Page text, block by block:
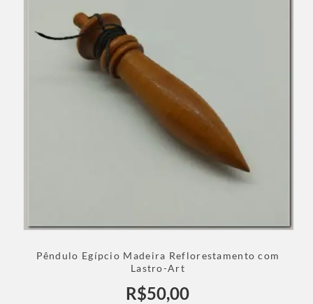
Pêndulo Egípcio Madeira Reflorestamento com
Lastro-Art
R$50,00